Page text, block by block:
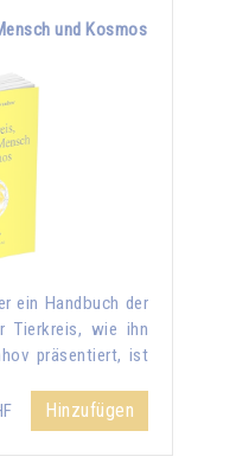
und Kosmos
ein Handbuch der
Tierkreis, wie ihn
präsentiert, ist
Hinzufügen